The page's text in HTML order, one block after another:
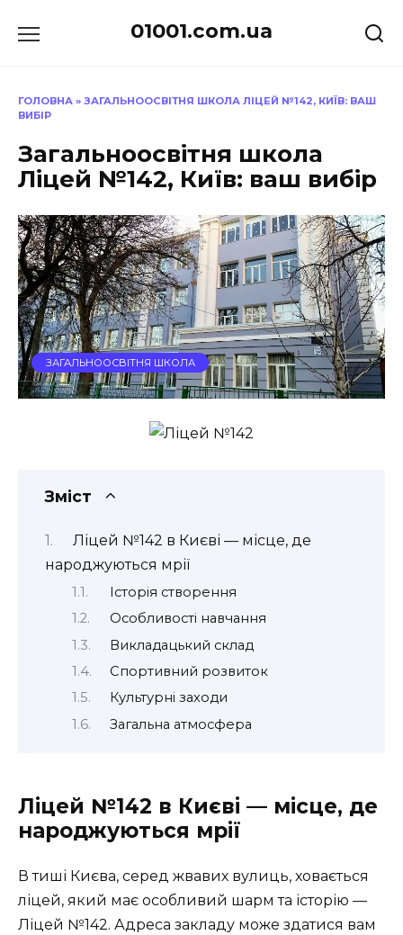
до
01001.com.ua
ГОЛОВНА » ЗАГАЛЬНООСВІТНЯ ШКОЛА ЛІЦЕЙ №142, КИЇВ: ВАШ
ВИБІР
Загальноосвітня школа
Ліцей №142, Київ: ваш вибір
ЗАГАЛЬНООСВІТНЯ ШКОЛА
Зміст
Ліцей №142 в Києві — місце, де
народжуються мрії
Історія створення
Особливості навчання
Викладацький склад
Спортивний розвиток
Культурні заходи
Загальна атмосфера
Ліцей №142 в Києві — місце, де
народжуються мрії
В тиші Києва, серед жвавих вулиць, ховається
ліцей, який має особливий шарм та історію —
Ліцей №142. Адреса закладу може здатися вам